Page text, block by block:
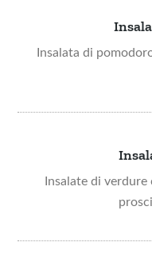
Insalata di
Insalate di